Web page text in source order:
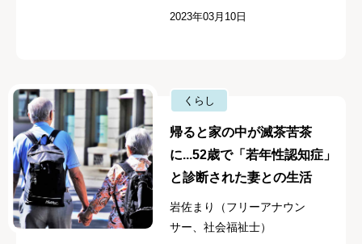
2023年03月10日
くらし
帰ると家の中が滅茶苦茶
に...52歳で「若年性認知症」
と診断された妻との生活
岩佐まり（フリーアナウン
サー、社会福祉士）